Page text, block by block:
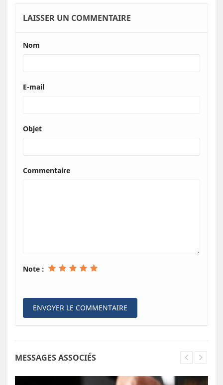
LAISSER UN COMMENTAIRE
Nom
E-mail
Objet
Commentaire
Note :
MESSAGES ASSOCIÉS